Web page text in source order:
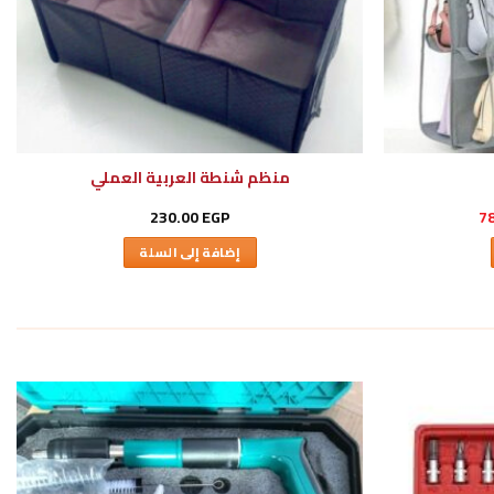
السعر
منظم شنطة العربية العملي
230.00EGP
إضافة إلى السلة